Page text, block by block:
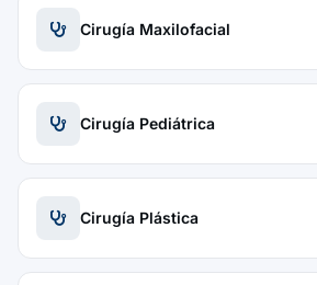
Cirugía Maxilofacial
Cirugía Pediátrica
Cirugía Plástica